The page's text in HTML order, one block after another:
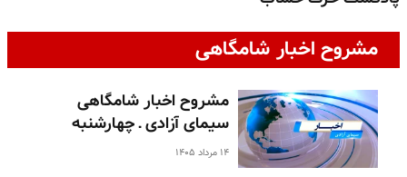
مشروح اخبار شامگاهی
مشروح اخبار شامگاهی
سیمای آزادی ـ چهارشنبه
۱۴ مرداد ۱۴۰۵